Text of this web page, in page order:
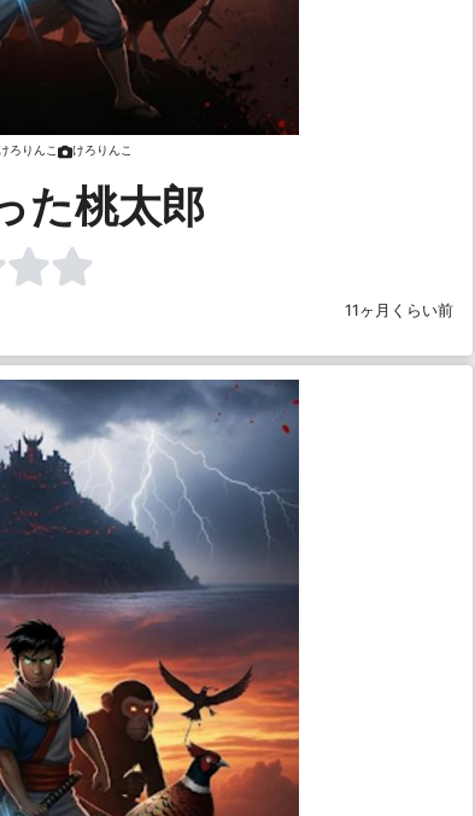
ろりんこ けろりんこ
た桃太郎
11ヶ月くらい前